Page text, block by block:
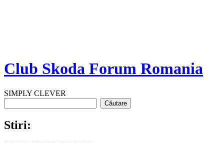
Club Skoda Forum Romania
SIMPLY CLEVER
Stiri: